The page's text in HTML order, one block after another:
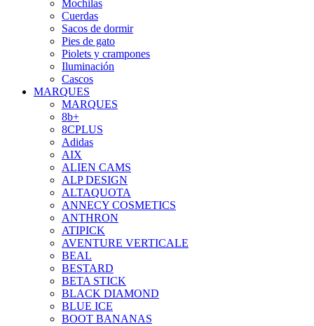
Mochilas
Cuerdas
Sacos de dormir
Pies de gato
Piolets y crampones
Iluminación
Cascos
MARQUES
MARQUES
8b+
8CPLUS
Adidas
AIX
ALIEN CAMS
ALP DESIGN
ALTAQUOTA
ANNECY COSMETICS
ANTHRON
ATIPICK
AVENTURE VERTICALE
BEAL
BESTARD
BETA STICK
BLACK DIAMOND
BLUE ICE
BOOT BANANAS